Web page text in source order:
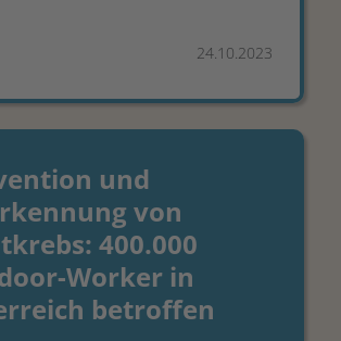
24.10.2023
und
von
400.000
Worker in
betroffen